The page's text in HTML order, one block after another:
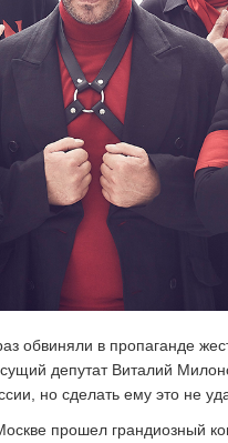
обвиняли в пропаганде
депутат Виталий
но сделать ему это не
прошел грандиозный